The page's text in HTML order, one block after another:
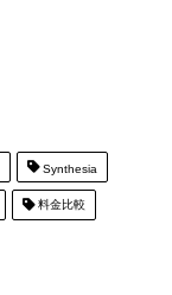
Synthesia
料金比較